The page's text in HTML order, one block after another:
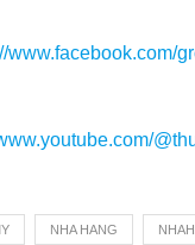
www.facebook.com/
NHA HANG